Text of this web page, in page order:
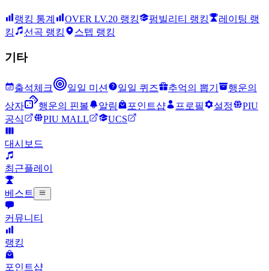
랭킹 통계 OVER LV.20 랭킹 펌빌리티 랭킹
레이팅 랭
킹
선곡 랭킹 스텝 랭킹
기타
출석체크 일일 미션 일일 퀴즈 추억의 뽑기
행운의
상자
행운의 핀볼 알림 포인트샵 프로필 설정
PIU
공식
PIU MALL UCS
대시보드
최근플레이
베스트
커뮤니티
랭킹
포인트샵